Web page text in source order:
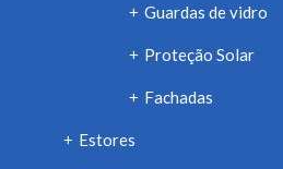
+ Guardas de vidro
+ Proteção Solar
+ Fachadas
+ Estores